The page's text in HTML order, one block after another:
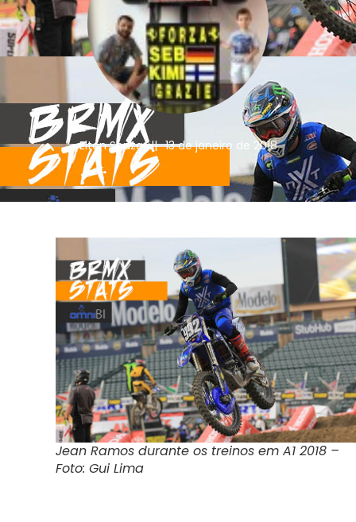
Elton Souza || 13 de janeiro de 2018
Jean Ramos durante os treinos em A1 2018 –
Foto: Gui Lima